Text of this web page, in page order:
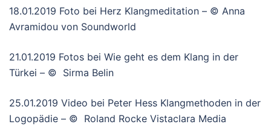
18.01.2019 Foto bei Herz Klangmeditation – © Anna
Avramidou von Soundworld
21.01.2019 Fotos bei Wie geht es dem Klang in der
Türkei – © Sirma Belin
25.01.2019 Video bei Peter Hess Klangmethoden in der
Logopädie – © Roland Rocke Vistaclara Media